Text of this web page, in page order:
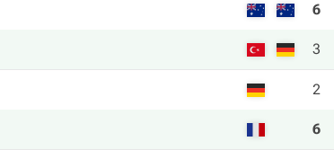
6
3
2
6